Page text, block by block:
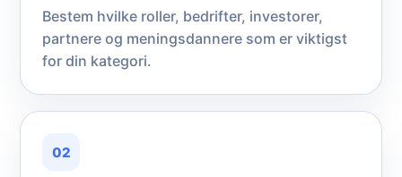
Bestem hvilke roller, bedrifter, investorer,
partnere og meningsdannere som er viktigst
for din kategori.
02